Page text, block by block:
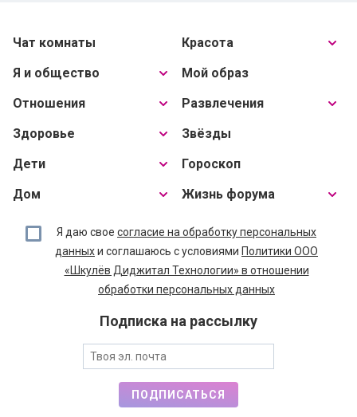
Чат комнаты
Я и общество
Отношения
Здоровье
Дети
Дом
Красота
Мой образ
Развлечения
Звёзды
Гороскоп
Жизнь форума
Я даю свое согласие на обработку персональных
данныхи соглашаюсь с условиями Политики ООО
«Шкулёв Диджитал Технологии» в отношении
обработки персональных данных
Подписка на рассылку
ПОДПИСАТЬСЯ